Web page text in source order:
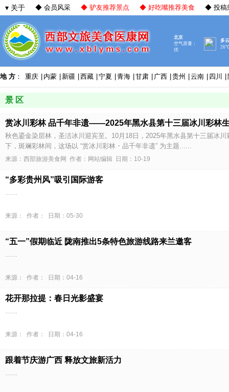
▾ 关于 ◆ 会员风采 ◆ 驴友推荐景点 ◆ 好吃嘴推荐美食 ◆ 投稿
地 方 ： 重庆 内蒙 新疆 西藏 宁夏 青海 甘肃 广西 贵州 云南 四川
景 区
赏冰川彩林 品千年非遗——2025年黑水县第十三届冰川彩林
秋色鎏金染层林，圣洁冰川迎宾至。10月18日，2025年黑水县第十三届冰
下，斑斓彩林间，这场以 “赏冰川彩林・品千年非遗” 为主题......
来源：西部旅游美食网 作者：网站编辑 日期：10-19
“多彩贵州风”吸引国际游客
......
来源： 作者： 日期：05-30
“五一”假期临近 陇南推出5条特色旅游线路来兰邀客
......
来源： 作者： 日期：04-16
花开那拉提：春日光影盛宴
......
来源： 作者： 日期：04-16
跟着节庆游广西 释放文旅新活力
......